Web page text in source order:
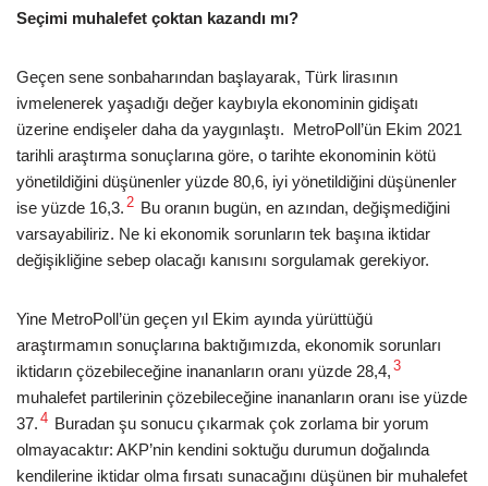
Seçimi muhalefet çoktan kazandı mı?
Geçen sene sonbaharından başlayarak, Türk lirasının
ivmelenerek yaşadığı değer kaybıyla ekonominin gidişatı
üzerine endişeler daha da yaygınlaştı. MetroPoll’ün Ekim 2021
tarihli araştırma sonuçlarına göre, o tarihte ekonominin kötü
yönetildiğini düşünenler yüzde 80,6, iyi yönetildiğini düşünenler
ise yüzde 16,3. 2 Bu oranın bugün, en azından, değişmediğini
varsayabiliriz. Ne ki ekonomik sorunların tek başına iktidar
değişikliğine sebep olacağı kanısını sorgulamak gerekiyor.
Yine MetroPoll’ün geçen yıl Ekim ayında yürüttüğü
araştırmamın sonuçlarına baktığımızda, ekonomik sorunları
iktidarın çözebileceğine inananların oranı yüzde 28,4, 3
muhalefet partilerinin çözebileceğine inananların oranı ise yüzde
37. 4 Buradan şu sonucu çıkarmak çok zorlama bir yorum
olmayacaktır: AKP’nin kendini soktuğu durumun doğalında
kendilerine iktidar olma fırsatı sunacağını düşünen bir muhalefet